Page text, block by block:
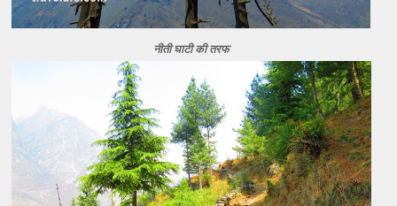
नीती घाटी की तरफ